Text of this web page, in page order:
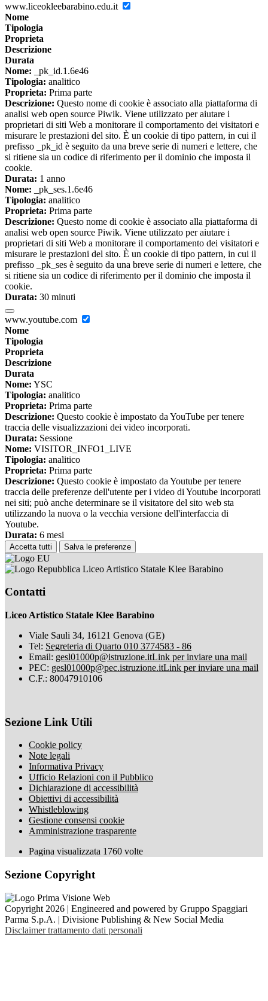
www.liceokleebarabino.edu.it
Nome
Tipologia
Proprieta
Descrizione
Durata
Nome: _pk_id.1.6e46
Tipologia: analitico
Proprieta: Prima parte
Descrizione: Questo nome di cookie è associato alla piattaforma di
analisi web open source Piwik. Viene utilizzato per aiutare i
proprietari di siti Web a monitorare il comportamento dei visitatori e
misurare le prestazioni del sito. È un cookie di tipo pattern, in cui il
prefisso _pk_id è seguito da una breve serie di numeri e lettere, che
si ritiene sia un codice di riferimento per il dominio che imposta il
cookie.
Durata: 1 anno
Nome: _pk_ses.1.6e46
Tipologia: analitico
Proprieta: Prima parte
Descrizione: Questo nome di cookie è associato alla piattaforma di
analisi web open source Piwik. Viene utilizzato per aiutare i
proprietari di siti Web a monitorare il comportamento dei visitatori e
misurare le prestazioni del sito. È un cookie di tipo pattern, in cui il
prefisso _pk_ses è seguito da una breve serie di numeri e lettere, che
si ritiene sia un codice di riferimento per il dominio che imposta il
cookie.
Durata: 30 minuti
www.youtube.com
Nome
Tipologia
Proprieta
Descrizione
Durata
Nome: YSC
Tipologia: analitico
Proprieta: Prima parte
Descrizione: Questo cookie è impostato da YouTube per tenere
traccia delle visualizzazioni dei video incorporati.
Durata: Sessione
Nome: VISITOR_INFO1_LIVE
Tipologia: analitico
Proprieta: Prima parte
Descrizione: Questo cookie è impostato da Youtube per tenere
traccia delle preferenze dell'utente per i video di Youtube incorporati
nei siti; può anche determinare se il visitatore del sito web sta
utilizzando la nuova o la vecchia versione dell'interfaccia di
Youtube.
Durata: 6 mesi
Accetta tutti Salva le preferenze
Liceo Artistico Statale Klee Barabino
Contatti
Liceo Artistico Statale Klee Barabino
Viale Sauli 34, 16121 Genova (GE)
Tel: Segreteria di Quarto 010 3774583 - 86
Email: gesl01000p@istruzione.itLink per inviare una mail
PEC: gesl01000p@pec.istruzione.itLink per inviare una mail
C.F.: 80047910106
Sezione Link Utili
Cookie policy
Note legali
Informativa Privacy
Ufficio Relazioni con il Pubblico
Dichiarazione di accessibilità
Obiettivi di accessibilità
Whistleblowing
Gestione consensi cookie
Amministrazione trasparente
Pagina visualizzata 1760 volte
Sezione Copyright
Copyright 2026 | Engineered and powered by Gruppo Spaggiari
Parma S.p.A. | Divisione Publishing & New Social Media
Disclaimer trattamento dati personali